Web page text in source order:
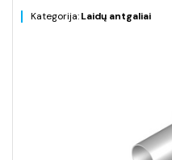
Kategorija:Laidų antgaliai